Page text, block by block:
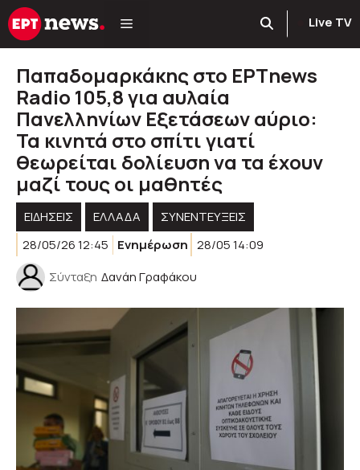
Μετάβαση
σε
Live TV
Παπαδομαρκάκης στο ΕΡΤnews
Radio 105,8 για αυλαία
Πανελληνίων Εξετάσεων αύριο:
Τα κινητά στο σπίτι γιατί
θεωρείται δολίευση να τα έχουν
μαζί τους οι μαθητές
ΕΙΔΗΣΕΙΣ ΕΛΛΑΔΑ
ΣΥΝΕΝΤΕΥΞΕΙΣ
28/05/26 12:45
Ενημέρωση 28/05 14:09
Σύνταξη Δανάη Γραφάκου